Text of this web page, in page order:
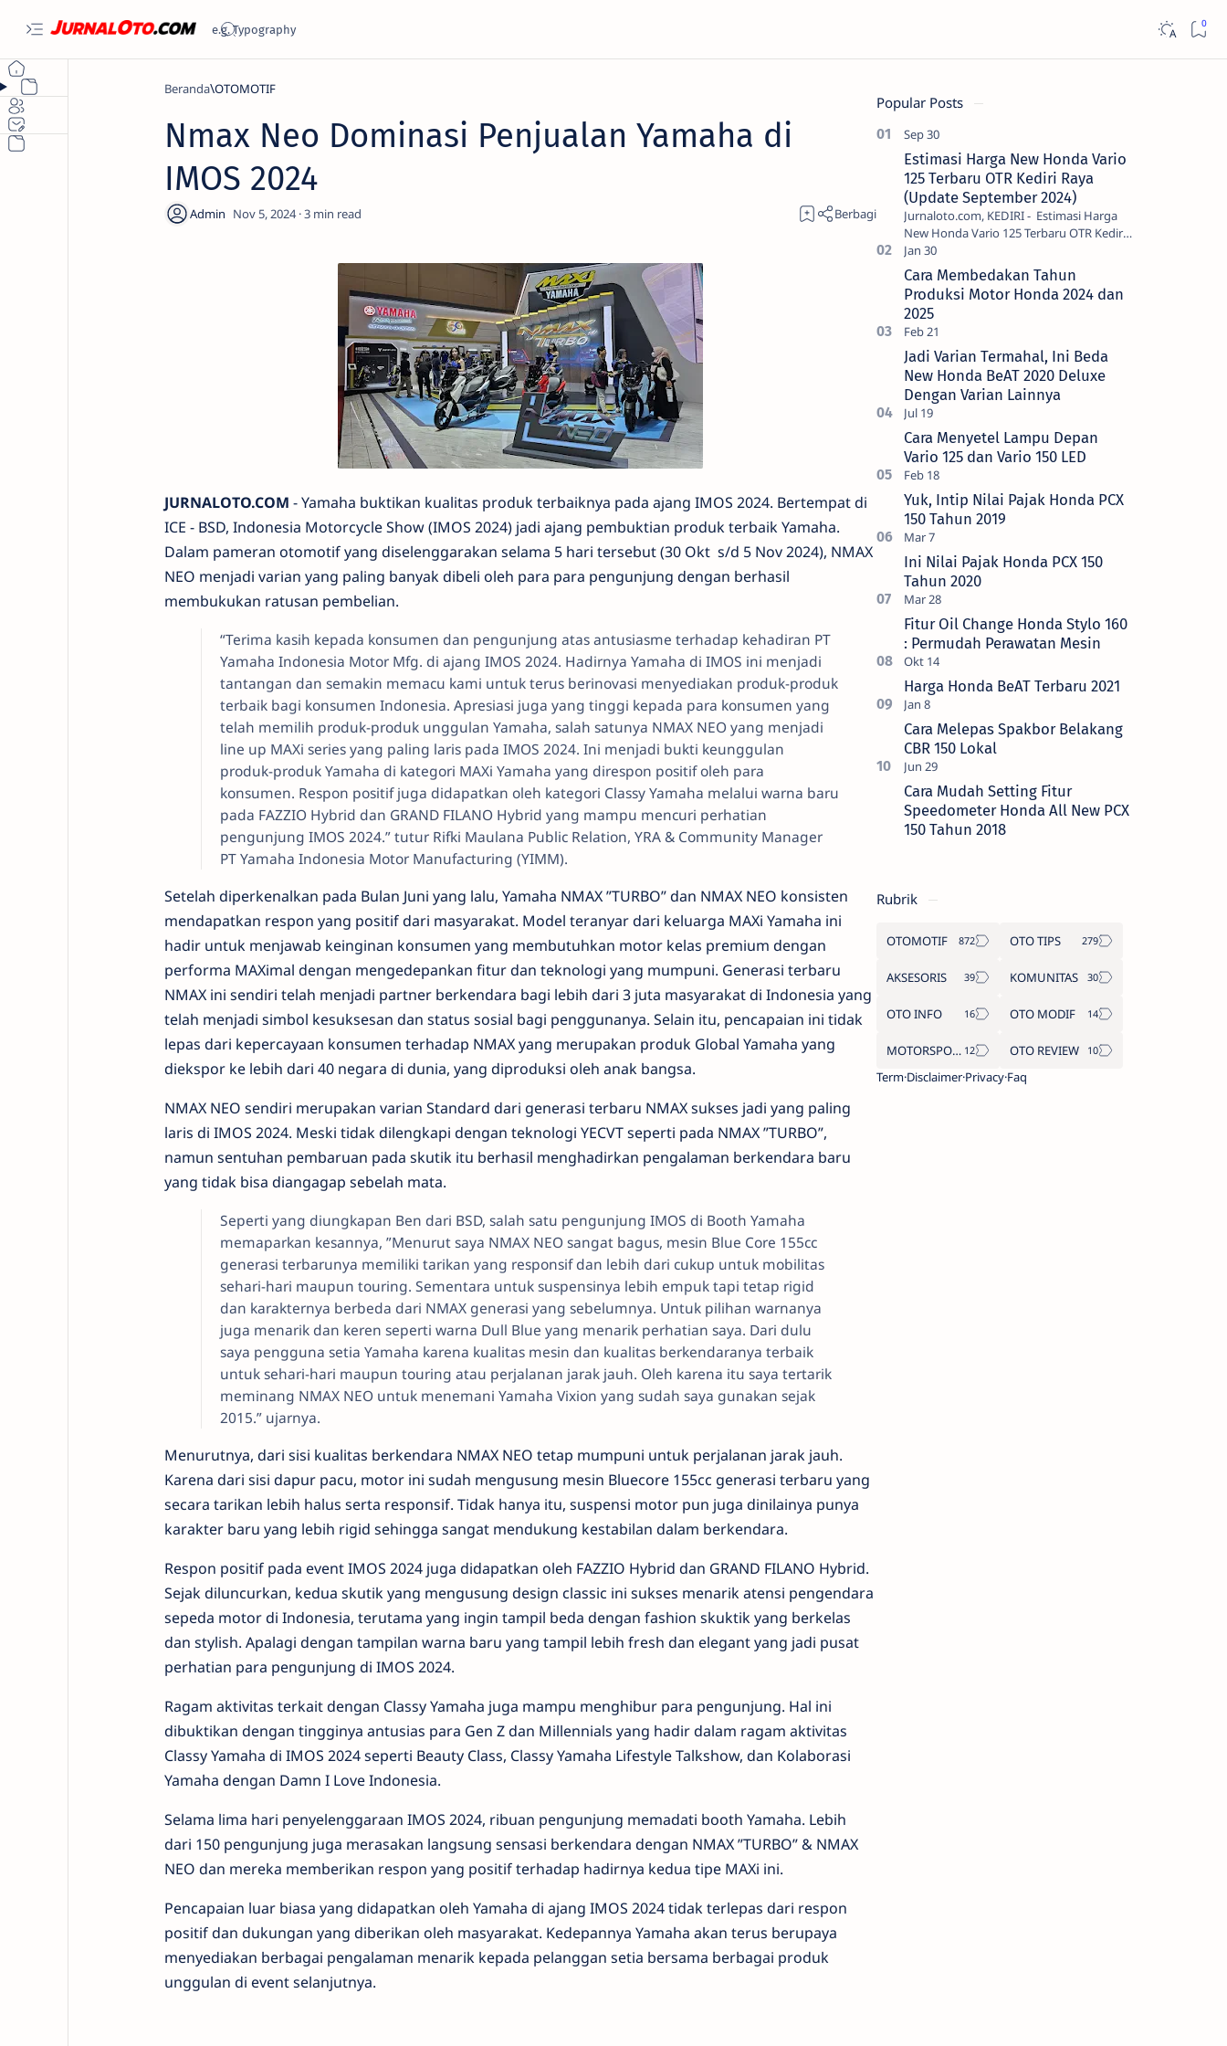
Beranda OTOMOTIF
Nmax Neo Dominasi Penjualan Yamaha di
IMOS 2024
3
JURNALOTO.COM - Yamaha buktikan kualitas produk terbaiknya pada ajang IMOS 2024. Bertempat di
ICE - BSD, Indonesia Motorcycle Show (IMOS 2024) jadi ajang pembuktian produk terbaik Yamaha.
Dalam pameran otomotif yang diselenggarakan selama 5 hari tersebut (30 Okt s/d 5 Nov 2024), NMAX
NEO menjadi varian yang paling banyak dibeli oleh para para pengunjung dengan berhasil
membukukan ratusan pembelian.
“Terima kasih kepada konsumen dan pengunjung atas antusiasme terhadap kehadiran PT
Yamaha Indonesia Motor Mfg. di ajang IMOS 2024. Hadirnya Yamaha di IMOS ini menjadi
tantangan dan semakin memacu kami untuk terus berinovasi menyediakan produk-produk
terbaik bagi konsumen Indonesia. Apresiasi juga yang tinggi kepada para konsumen yang
telah memilih produk-produk unggulan Yamaha, salah satunya NMAX NEO yang menjadi
line up MAXi series yang paling laris pada IMOS 2024. Ini menjadi bukti keunggulan
produk-produk Yamaha di kategori MAXi Yamaha yang direspon positif oleh para
konsumen. Respon positif juga didapatkan oleh kategori Classy Yamaha melalui warna baru
pada FAZZIO Hybrid dan GRAND FILANO Hybrid yang mampu mencuri perhatian
pengunjung IMOS 2024.” tutur Rifki Maulana Public Relation, YRA & Community Manager
PT Yamaha Indonesia Motor Manufacturing (YIMM).
Setelah diperkenalkan pada Bulan Juni yang lalu, Yamaha NMAX ”TURBO” dan NMAX NEO konsisten
mendapatkan respon yang positif dari masyarakat. Model teranyar dari keluarga MAXi Yamaha ini
hadir untuk menjawab keinginan konsumen yang membutuhkan motor kelas premium dengan
performa MAXimal dengan mengedepankan fitur dan teknologi yang mumpuni. Generasi terbaru
NMAX ini sendiri telah menjadi partner berkendara bagi lebih dari 3 juta masyarakat di Indonesia yang
telah menjadi simbol kesuksesan dan status sosial bagi penggunanya. Selain itu, pencapaian ini tidak
lepas dari kepercayaan konsumen terhadap NMAX yang merupakan produk Global Yamaha yang
diekspor ke lebih dari 40 negara di dunia, yang diproduksi oleh anak bangsa.
NMAX NEO sendiri merupakan varian Standard dari generasi terbaru NMAX sukses jadi yang paling
laris di IMOS 2024. Meski tidak dilengkapi dengan teknologi YECVT seperti pada NMAX ”TURBO”,
namun sentuhan pembaruan pada skutik itu berhasil menghadirkan pengalaman berkendara baru
yang tidak bisa diangagap sebelah mata.
Seperti yang diungkapan Ben dari BSD, salah satu pengunjung IMOS di Booth Yamaha
memaparkan kesannya, ”Menurut saya NMAX NEO sangat bagus, mesin Blue Core 155cc
generasi terbarunya memiliki tarikan yang responsif dan lebih dari cukup untuk mobilitas
sehari-hari maupun touring. Sementara untuk suspensinya lebih empuk tapi tetap rigid
dan karakternya berbeda dari NMAX generasi yang sebelumnya. Untuk pilihan warnanya
juga menarik dan keren seperti warna Dull Blue yang menarik perhatian saya. Dari dulu
saya pengguna setia Yamaha karena kualitas mesin dan kualitas berkendaranya terbaik
untuk sehari-hari maupun touring atau perjalanan jarak jauh. Oleh karena itu saya tertarik
meminang NMAX NEO untuk menemani Yamaha Vixion yang sudah saya gunakan sejak
2015.” ujarnya.
Menurutnya, dari sisi kualitas berkendara NMAX NEO tetap mumpuni untuk perjalanan jarak jauh.
Karena dari sisi dapur pacu, motor ini sudah mengusung mesin Bluecore 155cc generasi terbaru yang
secara tarikan lebih halus serta responsif. Tidak hanya itu, suspensi motor pun juga dinilainya punya
karakter baru yang lebih rigid sehingga sangat mendukung kestabilan dalam berkendara.
Respon positif pada event IMOS 2024 juga didapatkan oleh FAZZIO Hybrid dan GRAND FILANO Hybrid.
Sejak diluncurkan, kedua skutik yang mengusung design classic ini sukses menarik atensi pengendara
sepeda motor di Indonesia, terutama yang ingin tampil beda dengan fashion skuktik yang berkelas
dan stylish. Apalagi dengan tampilan warna baru yang tampil lebih fresh dan elegant yang jadi pusat
perhatian para pengunjung di IMOS 2024.
Ragam aktivitas terkait dengan Classy Yamaha juga mampu menghibur para pengunjung. Hal ini
dibuktikan dengan tingginya antusias para Gen Z dan Millennials yang hadir dalam ragam aktivitas
Classy Yamaha di IMOS 2024 seperti Beauty Class, Classy Yamaha Lifestyle Talkshow, dan Kolaborasi
Yamaha dengan Damn I Love Indonesia.
Selama lima hari penyelenggaraan IMOS 2024, ribuan pengunjung memadati booth Yamaha. Lebih
dari 150 pengunjung juga merasakan langsung sensasi berkendara dengan NMAX ”TURBO” & NMAX
NEO dan mereka memberikan respon yang positif terhadap hadirnya kedua tipe MAXi ini.
Pencapaian luar biasa yang didapatkan oleh Yamaha di ajang IMOS 2024 tidak terlepas dari respon
positif dan dukungan yang diberikan oleh masyarakat. Kedepannya Yamaha akan terus berupaya
menyediakan berbagai pengalaman menarik kepada pelanggan setia bersama berbagai produk
unggulan di event selanjutnya.
Popular Posts
Estimasi Harga New Honda Vario
125 Terbaru OTR Kediri Raya
(Update September 2024)
Jurnaloto.com, KEDIRI - Estimasi Harga
New Honda Vario 125 Terbaru OTR Kediri
Raya (Update September 2024) Brosis
sekalian, PT Astra Honda Motor (AH…
Cara Membedakan Tahun
Produksi Motor Honda 2024 dan
2025
Jadi Varian Termahal, Ini Beda
New Honda BeAT 2020 Deluxe
Dengan Varian Lainnya
Cara Menyetel Lampu Depan
Vario 125 dan Vario 150 LED
Yuk, Intip Nilai Pajak Honda PCX
150 Tahun 2019
Ini Nilai Pajak Honda PCX 150
Tahun 2020
Fitur Oil Change Honda Stylo 160
: Permudah Perawatan Mesin
Harga Honda BeAT Terbaru 2021
Cara Melepas Spakbor Belakang
CBR 150 Lokal
Cara Mudah Setting Fitur
Speedometer Honda All New PCX
150 Tahun 2018
Rubrik
OTOMOTIF OTO TIPS
AKSESORIS KOMUNITAS
OTO INFO OTO MODIF
MOTORSPORT
OTO REVIEW
TermDisclaimerPrivacyFaq